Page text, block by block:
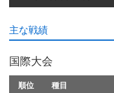
主な戦績
国際大会
順位 種目